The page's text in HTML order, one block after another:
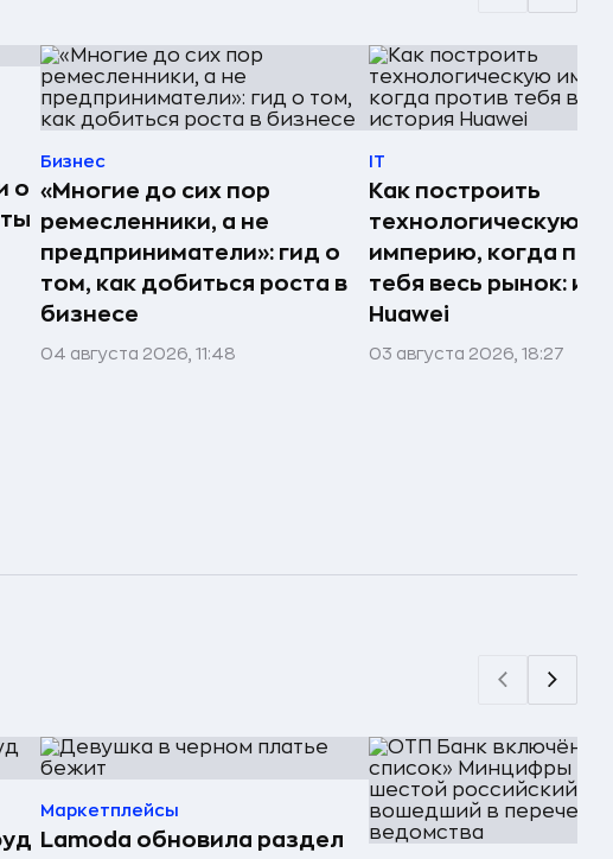
о
Бизнес
«Многие до сих пор
ремесленники, а не
предприниматели»: гид о
том, как добиться роста в
бизнесе
04 августа 2026, 11:48
IT
Как построить
технологическую
империю, когда
тебя весь рынок:
Huawei
03 августа 2026, 18:27
Маркетплейсы
Lamoda обновила раздел